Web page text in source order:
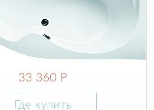
33 360 Р
Где купить